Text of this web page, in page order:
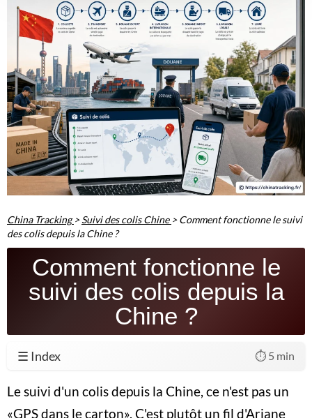
China Tracking >Suivi des colis Chine >Comment fonctionne le suivi
des colis depuis la Chine ?
Comment fonctionne le
suivi des colis depuis la
Chine ?
☰ Index ⏱️ 5 min
Le suivi d'un colis depuis la Chine, ce n'est pas un
«GPS dans le carton». C'est plutôt un fil d'Ariane